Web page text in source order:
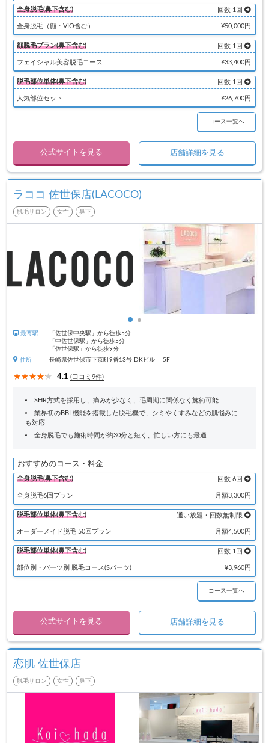
全身脱毛(鼻下含む) 回数 1回
全身脱毛（顔・VIO含む） ¥50,000円
顔脱毛プラン(鼻下含む) 回数 1回
フェイシャル美容脱毛コース ¥33,400円
脱毛部位単体(鼻下含む) 回数 1回
人気部位セット ¥26,700円
コース一覧へ
公式サイトを見る 店舗詳細を見る
ラココ 佐世保店(LACOCO)
脱毛サロン 女性 鼻下
最寄駅
「佐世保中央駅」から徒歩5分
「中佐世保駅」から徒歩5分
「佐世保駅」から徒歩9分
住所
長崎県佐世保市下京町9番13号 DKビルⅡ 5F
4.1 (口コミ9件)
SHR方式を採用し、痛みが少なく、毛周期に関係なく施術可能
業界初のBBL機能を搭載した脱毛機で、シミやくすみなどの肌悩みに
も対応
全身脱毛でも施術時間が約30分と短く、忙しい方にも最適
おすすめのコース・料金
全身脱毛(鼻下含む) 回数 6回
全身脱毛6回プラン 月額3,300円
脱毛部位単体(鼻下含む) 通い放題・回数無制限
オーダーメイド脱毛 50回プラン 月額4,500円
脱毛部位単体(鼻下含む) 回数 1回
部位別・パーツ別 脱毛コース(Sパーツ) ¥3,960円
コース一覧へ
公式サイトを見る 店舗詳細を見る
恋肌 佐世保店
脱毛サロン 女性 鼻下